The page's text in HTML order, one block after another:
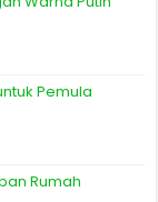
Pemula
Rumah